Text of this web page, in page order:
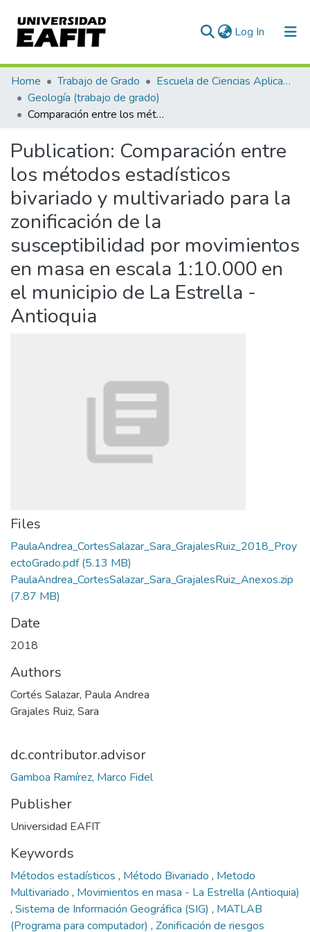
Log In (current)
Communities & Collections
All of DSpace
Home Trabajo de Grado
Escuela de Ciencias Aplicadas e Ingeniería
Geología (trabajo de grado)
Comparación entre los métodos estadísticos bivariado y multivariado para la zonificación de la susceptibilidad por movimientos en masa en escala 1:10.000 en el municipio de La Estrella - Antioquia
Publication: Comparación entre
los métodos estadísticos
bivariado y multivariado para la
zonificación de la
susceptibilidad por movimientos
en masa en escala 1:10.000 en
el municipio de La Estrella -
Antioquia
Files
PaulaAndrea_CortesSalazar_Sara_GrajalesRuiz_2018_Proy
ectoGrado.pdf(5.13 MB)
PaulaAndrea_CortesSalazar_Sara_GrajalesRuiz_Anexos.zip
(7.87 MB)
Date
2018
Authors
Cortés Salazar, Paula Andrea
Grajales Ruiz, Sara
dc.contributor.advisor
Gamboa Ramírez, Marco Fidel
Publisher
Universidad EAFIT
Keywords
Métodos estadísticos , Método Bivariado , Metodo
Multivariado , Movimientos en masa - La Estrella (Antioquia)
, Sistema de Información Geográfica (SIG) , MATLAB
(Programa para computador) , Zonificación de riesgos